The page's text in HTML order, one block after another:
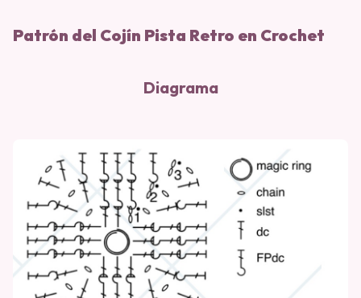
Patrón del Cojín Pista Retro en Crochet
Diagrama